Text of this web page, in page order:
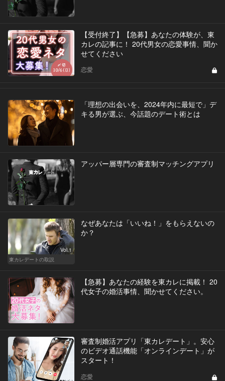
【受付終了】【急募】あなたの体験が、東
カレの記事に！ 20代男女の恋愛事情、聞か
せてください
恋愛
「理想の出会いを、2024年内に最短で」デ
キる男が選ぶ、今話題のデート術とは
アッパー層専門の審査制マッチングアプリ
Vol.1
東カレデートの取説
なぜあなたは「いいね！」をもらえないの
か？
【急募】あなたの経験を東カレに掲載！ 20
代女子の婚活事情、聞かせてください。
審査制婚活アプリ「東カレデート」。安心
のビデオ通話機能「オンラインデート」が
スタート！
恋愛